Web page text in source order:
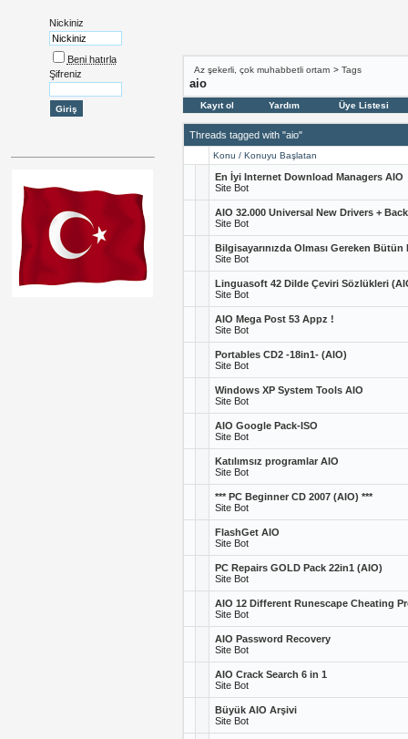
Nickiniz
Beni hatırla
Şifreniz
Az şekerli, çok muhabbetli ortam > Tags
aio
Kayıt ol Yardım Üye Listesi
Threads tagged with "aio"
Konu / Konuyu Başlatan
En İyi Internet Download Managers AIO
Site Bot
AIO 32.000 Universal New Drivers +
Site Bot
Bilgisayarınızda Olması Gereken
Site Bot
Linguasoft 42 Dilde Çeviri Sözlükleri
Site Bot
AIO Mega Post 53 Appz !
Site Bot
Portables CD2 -18in1- (AIO)
Site Bot
Windows XP System Tools AIO
Site Bot
AIO Google Pack-ISO
Site Bot
Katılımsız programlar AIO
Site Bot
*** PC Beginner CD 2007 (AIO) ***
Site Bot
FlashGet AIO
Site Bot
PC Repairs GOLD Pack 22in1 (AIO)
Site Bot
AIO 12 Different Runescape Cheating
Site Bot
AIO Password Recovery
Site Bot
AIO Crack Search 6 in 1
Site Bot
Büyük AIO Arşivi
Site Bot